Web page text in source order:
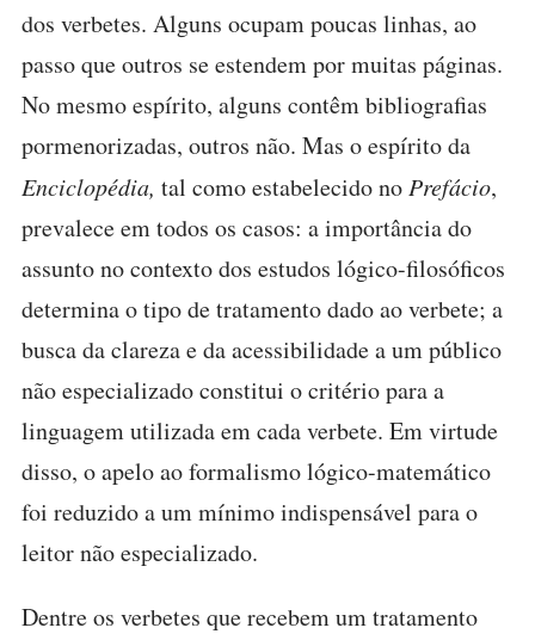
dos verbetes. Alguns ocupam poucas linhas, ao
passo que outros se estendem por muitas páginas.
No mesmo espírito, alguns contêm bibliografias
pormenorizadas, outros não. Mas o espírito da
Enciclopédia, tal como estabelecido no Prefácio,
prevalece em todos os casos: a importância do
assunto no contexto dos estudos lógico-filosóficos
determina o tipo de tratamento dado ao verbete; a
busca da clareza e da acessibilidade a um público
não especializado constitui o critério para a
linguagem utilizada em cada verbete. Em virtude
disso, o apelo ao formalismo lógico-matemático
foi reduzido a um mínimo indispensável para o
leitor não especializado.
Dentre os verbetes que recebem um tratamento